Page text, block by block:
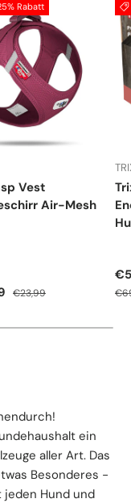
Rabatt
Vest
Air-Mesh
Normaler Preis
€23,99
ein
aller Art. Das
Besonderes -
Hund und